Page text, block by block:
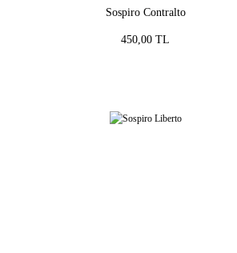
Sospiro Contralto
450,00 TL